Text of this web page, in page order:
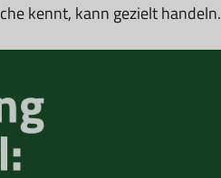
kennt, kann gezielt handeln.